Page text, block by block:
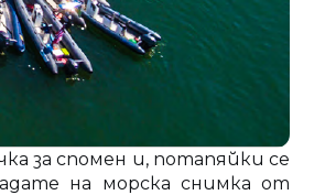
за спомен и, потапяйки се
на морска снимка от